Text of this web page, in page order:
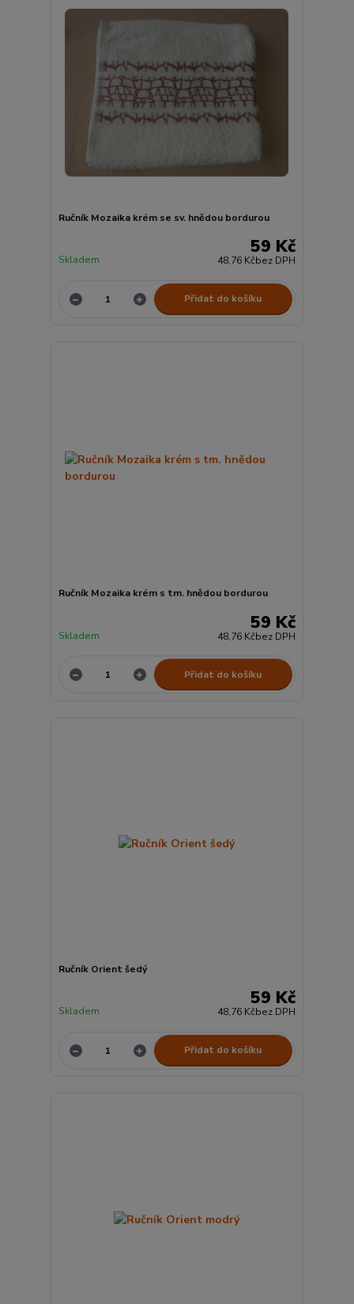
Ručník Mozaika krém se sv. hnědou bordurou
59 Kč
48,76 Kčbez DPH
Skladem
Přidat do košíku
Ručník Mozaika krém s tm. hnědou bordurou
59 Kč
48,76 Kčbez DPH
Skladem
Přidat do košíku
Ručník Orient šedý
59 Kč
48,76 Kčbez DPH
Skladem
Přidat do košíku